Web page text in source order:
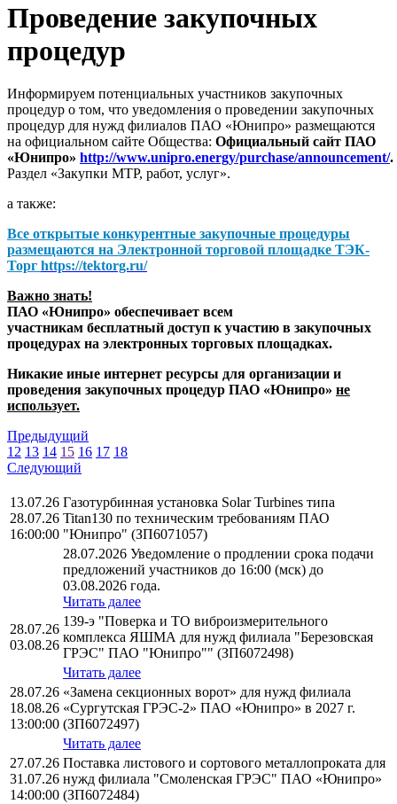
Проведение закупочных
процедур
Информируем потенциальных участников закупочных
процедур о том, что уведомления о проведении закупочных
процедур для нужд филиалов ПАО «Юнипро» размещаются
на официальном сайте Общества: Официальный сайт ПАО
«Юнипро» http://www.unipro.energy/purchase/announcement/.
Раздел «Закупки МТР, работ, услуг».
а также:
Все открытые конкурентные закупочные процедуры
размещаются на Электронной торговой площадке ТЭК-
Торг https://tektorg.ru/
Важно знать!
ПАО «Юнипро» обеспечивает всем
участникам бесплатный доступ к участию в закупочных
процедурах на электронных торговых площадках.
Никакие иные интернет ресурсы для организации и
проведения закупочных процедур ПАО «Юнипро» не
использует.
Предыдущий
12 13 14 15 16 17 18
Следующий
13.07.26
28.07.26
16:00:00
Газотурбинная установка Solar Turbines типа
Titan130 по техническим требованиям ПАО
"Юнипро" (ЗП6071057)
28.07.2026 Уведомление о продлении срока подачи
предложений участников до 16:00 (мск) до
03.08.2026 года.
Читать далее
28.07.26
03.08.26
139-э "Поверка и ТО виброизмерительного
комплекса ЯШМА для нужд филиала "Березовская
ГРЭС" ПАО "Юнипро"" (ЗП6072498)
Читать далее
28.07.26
18.08.26
13:00:00
«Замена секционных ворот» для нужд филиала
«Сургутская ГРЭС-2» ПАО «Юнипро» в 2027 г.
(ЗП6072497)
Читать далее
27.07.26
31.07.26
14:00:00
Поставка листового и сортового металлопроката для
нужд филиала "Смоленская ГРЭС" ПАО «Юнипро»
(ЗП6072484)